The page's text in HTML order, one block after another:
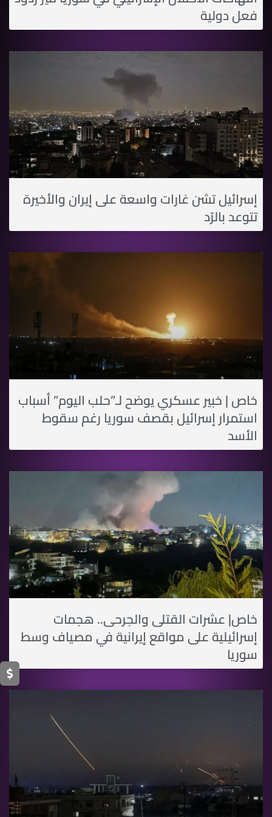
فعل دولية
إسرائيل تشن غارات واسعة على إيران والأخيرة
تتوعد بالرّد
خاص | خبير عسكري يوضح لـ”حلب اليوم” أسباب
استمرار إسرائيل بقصف سوريا رغم سقوط
الأسد
خاص| عشرات القتلى والجرحى.. هجمات
إسرائيلية على مواقع إيرانية في مصياف وسط
سوريا